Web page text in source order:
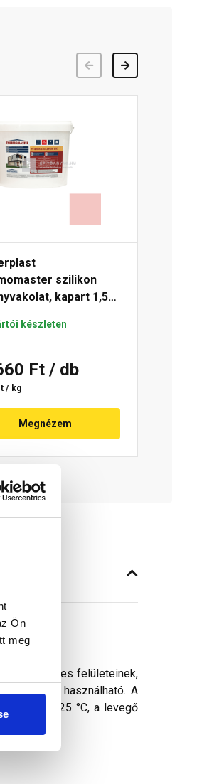
Ön
meg
szilikon
kapart 1,5
készleten
Ft / db
/ kg
Megnézem
függőleges felületeinek,
egyaránt használható. A
+5 - +25 °C, a levegő